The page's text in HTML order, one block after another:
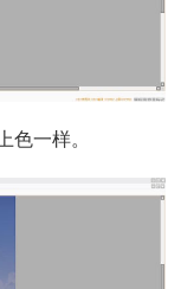
色一样。